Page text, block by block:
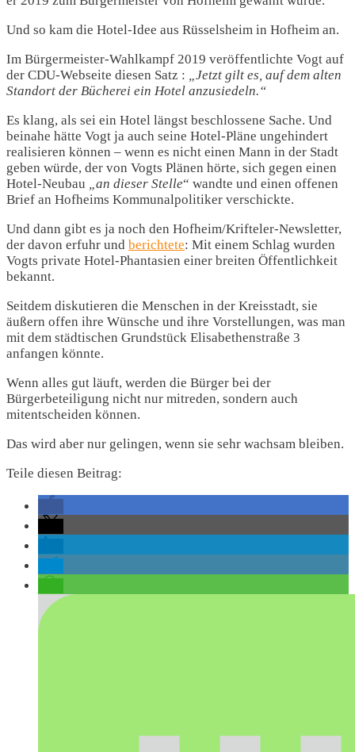
Und so kam die Hotel-Idee aus Rüsselsheim in Hofheim an.
Im Bürgermeister-Wahlkampf 2019 veröffentlichte Vogt auf
der CDU-Webseite diesen Satz :
„Jetzt gilt es, auf dem alten
Standort der Bücherei ein Hotel anzusiedeln.“
Es klang, als sei ein Hotel längst beschlossene Sache. Und
beinahe hätte Vogt ja auch seine Hotel-Pläne ungehindert
realisieren können – wenn es nicht einen Mann in der Stadt
geben würde, der von Vogts Plänen hörte, sich gegen einen
Hotel-Neubau
„an dieser Stelle“ wandte und einen offenen
Brief an Hofheims Kommunalpolitiker verschickte.
Und dann gibt es ja noch den Hofheim/Krifteler-Newsletter,
der davon erfuhr und berichtete: Mit einem Schlag wurden
Vogts private Hotel-Phantasien einer breiten Öffentlichkeit
bekannt.
Seitdem diskutieren die Menschen in der Kreisstadt, sie
äußern offen ihre Wünsche und ihre Vorstellungen, was man
mit dem städtischen Grundstück Elisabethenstraße 3
anfangen könnte.
Wenn alles gut läuft, werden die Bürger bei der
Bürgerbeteiligung nicht nur mitreden, sondern auch
mitentscheiden können.
Das wird aber nur gelingen, wenn sie sehr wachsam bleiben.
Teile diesen Beitrag: